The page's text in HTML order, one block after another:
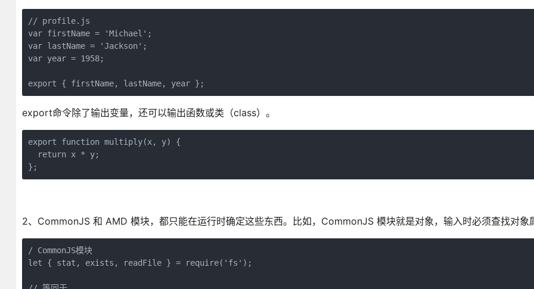
// profile.js
var firstName = 'Michael';
var lastName = 'Jackson';
var year = 1958;
export { firstName, lastName, year };
export命令除了输出变量，还可以输出函数或类（class）。
export function multiply(x, y) {
  return x * y;
};
2、CommonJS 和 AMD 模块，都只能在运行时确定这些东西。比如，CommonJS 模块就是对象，输入时必须查找对象
/ CommonJS模块
let { stat, exists, readFile } = require('fs');